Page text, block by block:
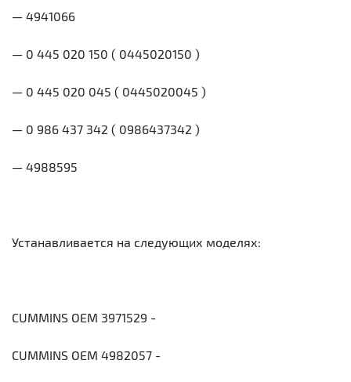
— 4941066
— 0 445 020 150 ( 0445020150 )
— 0 445 020 045 ( 0445020045 )
— 0 986 437 342 ( 0986437342 )
— 4988595
Устанавливается на следующих моделях:
CUMMINS OEM 3971529 -
CUMMINS OEM 4982057 -